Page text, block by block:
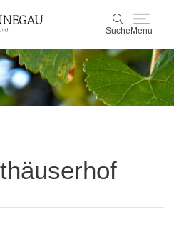
Suche Menu
Suche